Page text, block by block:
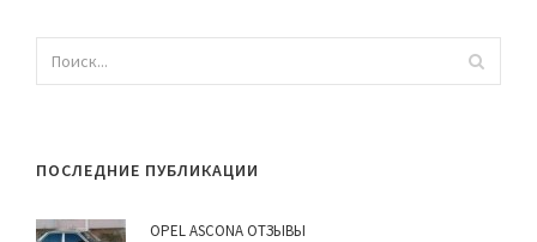
ПОСЛЕДНИЕ ПУБЛИКАЦИИ
OPEL ASCONA ОТЗЫВЫ